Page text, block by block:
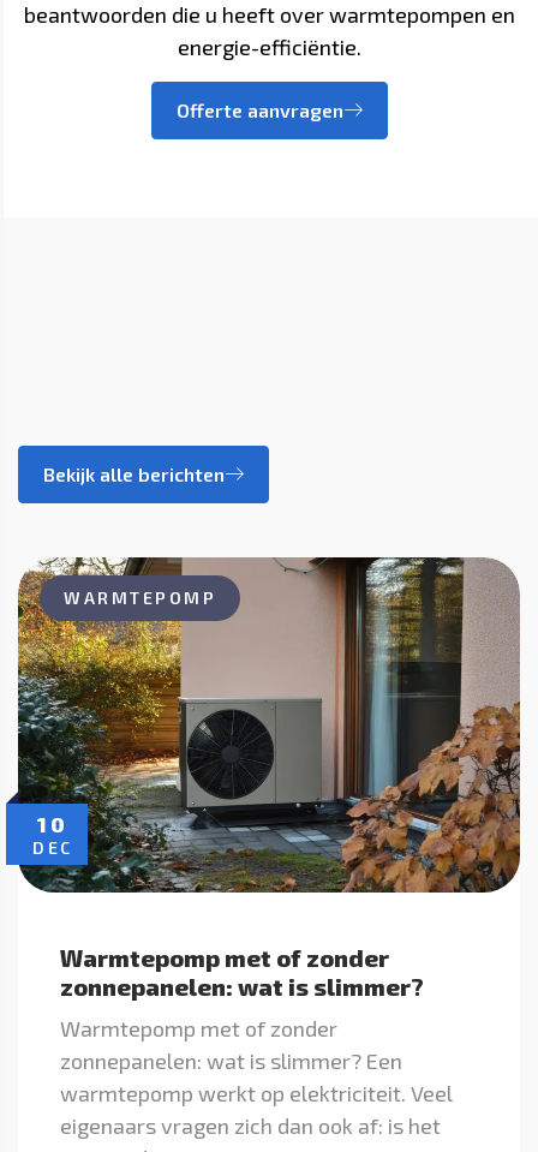
beantwoorden die u heeft over warmtepompen en
energie-efficiëntie.
Offerte aanvragen
Bekijk alle berichten
10
DEC
WARMTEPOMP
Warmtepomp met of zonder
zonnepanelen: wat is slimmer?
Warmtepomp met of zonder
zonnepanelen: wat is slimmer? Een
warmtepomp werkt op elektriciteit. Veel
eigenaars vragen zich dan ook af: is het